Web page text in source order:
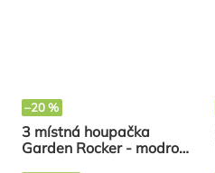
–20 %
3 místná houpačka
Garden Rocker - modro-